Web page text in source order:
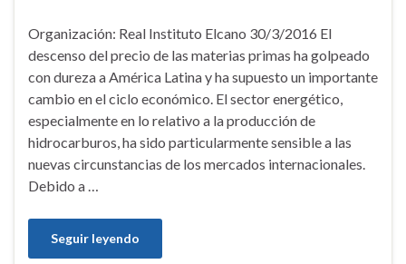
Organización: Real Instituto Elcano 30/3/2016 El
descenso del precio de las materias primas ha golpeado
con dureza a América Latina y ha supuesto un importante
cambio en el ciclo económico. El sector energético,
especialmente en lo relativo a la producción de
hidrocarburos, ha sido particularmente sensible a las
nuevas circunstancias de los mercados internacionales.
Debido a …
Seguir leyendo